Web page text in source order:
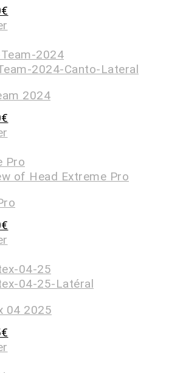
€
2024
€
€
04 2025
€